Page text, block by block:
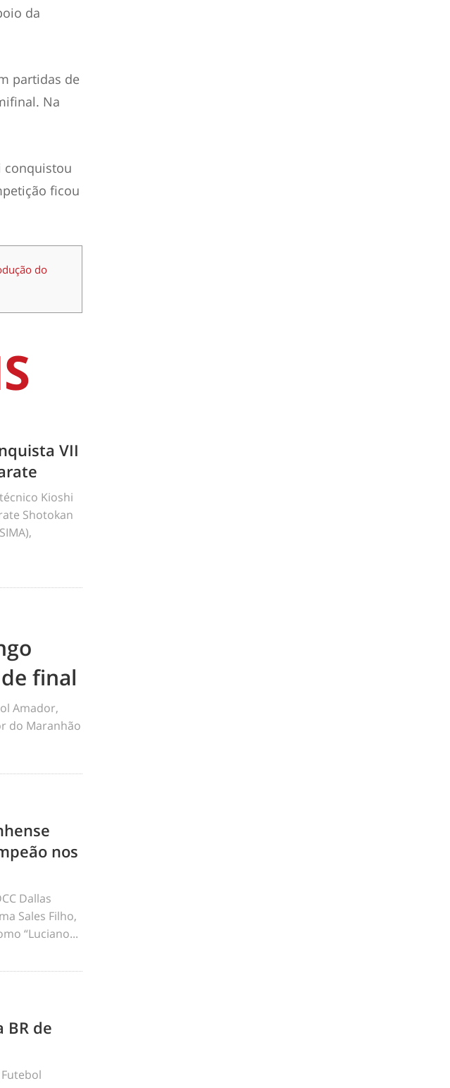
da
partidas de
Na
conquistou
ficou
do
VII
Kioshi
Shotokan
final
Amador,
do Maranhão
nos
Dallas
Sales Filho,
“Luciano...
BR de